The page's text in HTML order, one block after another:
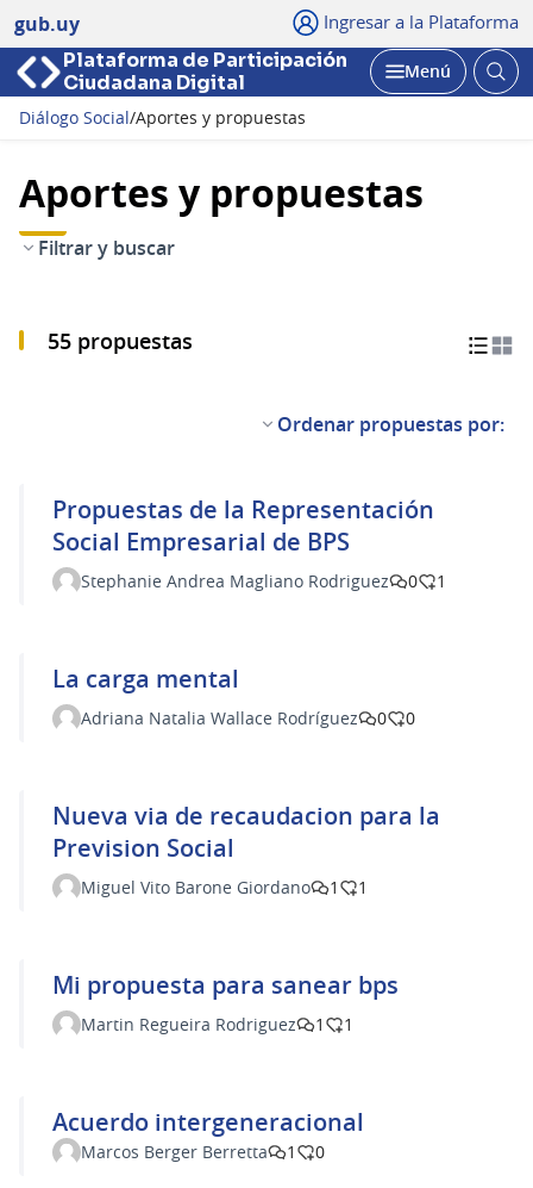
gub.uy Ingresar a la Plataforma
Plataforma de Participación
Ciudadana Digital
Abrir
Menú
Diálogo Social/Aportes y propuestas
Aportes y propuestas
Filtrar y buscar
55 propuestas
Ordenar propuestas por:
Propuestas de la Representación
Social Empresarial de BPS
Stephanie Andrea Magliano Rodriguez 0 1
La carga mental
Adriana Natalia Wallace Rodríguez 0 0
Nueva via de recaudacion para la
Prevision Social
Miguel Vito Barone Giordano 1 1
Mi propuesta para sanear bps
Martin Regueira Rodriguez 1 1
Acuerdo intergeneracional
Marcos Berger Berretta 1 0